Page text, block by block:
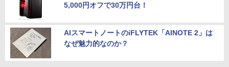
5,000円オフで30万円台！
AIスマートノートのiFLYTEK「AINOTE 2」は
なぜ魅力的なのか？